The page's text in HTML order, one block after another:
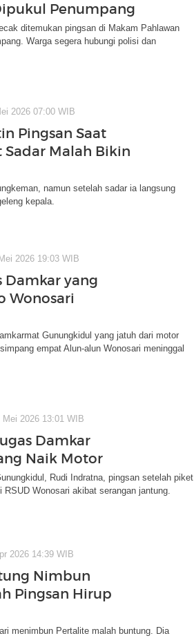
Penumpang
ditemukan pingsan di Makam Pahlawan
Warga segera hubungi polisi dan
2026 07:00 WIB
Pingsan Saat
Sadar Malah Bikin
namun setelah sadar ia langsung
kepala.
2026 19:03 WIB
Damkar yang
Wonosari
Gunungkidul yang jatuh dari motor
empat Alun-alun Wonosari meninggal
Mei 2026 13:01 WIB
Damkar
Naik Motor
Rudi Indratna, pingsan setelah piket
Wonosari akibat serangan jantung.
2026 14:39 WIB
Nimbun
Pingsan Hirup
menimbun Pertalite malah buntung. Dia